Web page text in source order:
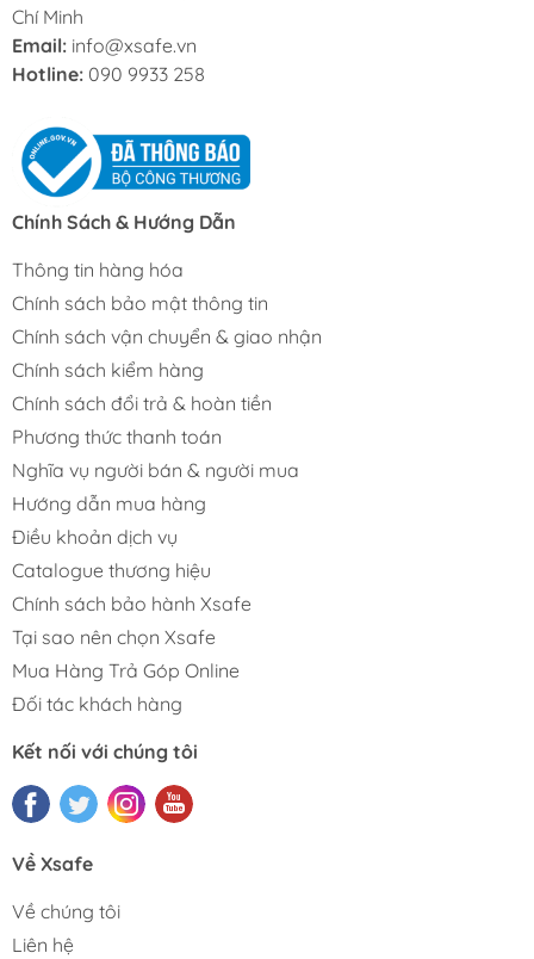
Chí Minh
Email: info@xsafe.vn
Hotline: 090 9933 258
Chính Sách & Hướng Dẫn
Thông tin hàng hóa
Chính sách bảo mật thông tin
Chính sách vận chuyển & giao nhận
Chính sách kiểm hàng
Chính sách đổi trả & hoàn tiền
Phương thức thanh toán
Nghĩa vụ người bán & người mua
Hướng dẫn mua hàng
Điều khoản dịch vụ
Catalogue thương hiệu
Chính sách bảo hành Xsafe
Tại sao nên chọn Xsafe
Mua Hàng Trả Góp Online
Đối tác khách hàng
Kết nối với chúng tôi
Về Xsafe
Về chúng tôi
Liên hệ